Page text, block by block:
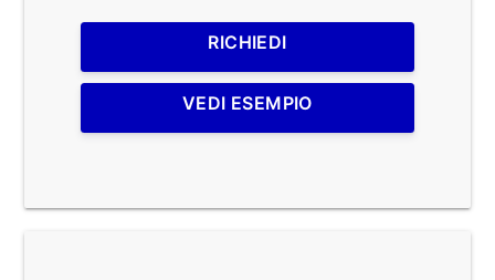
RICHIEDI
VEDI ESEMPIO